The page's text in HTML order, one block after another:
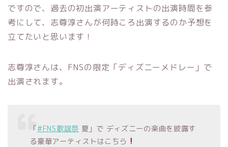
ですので、過去の初出演アーティストの出演時間を参
考にして、志尊淳さんが何時ころ出演するのか予想を
立てたいと思います！
志尊淳さんは、FNSの限定「ディズニーメドレー」で
出演されます。
「#FNS歌謡祭 夏」で ディズニーの楽曲を披露す
る豪華アーティストはこちら